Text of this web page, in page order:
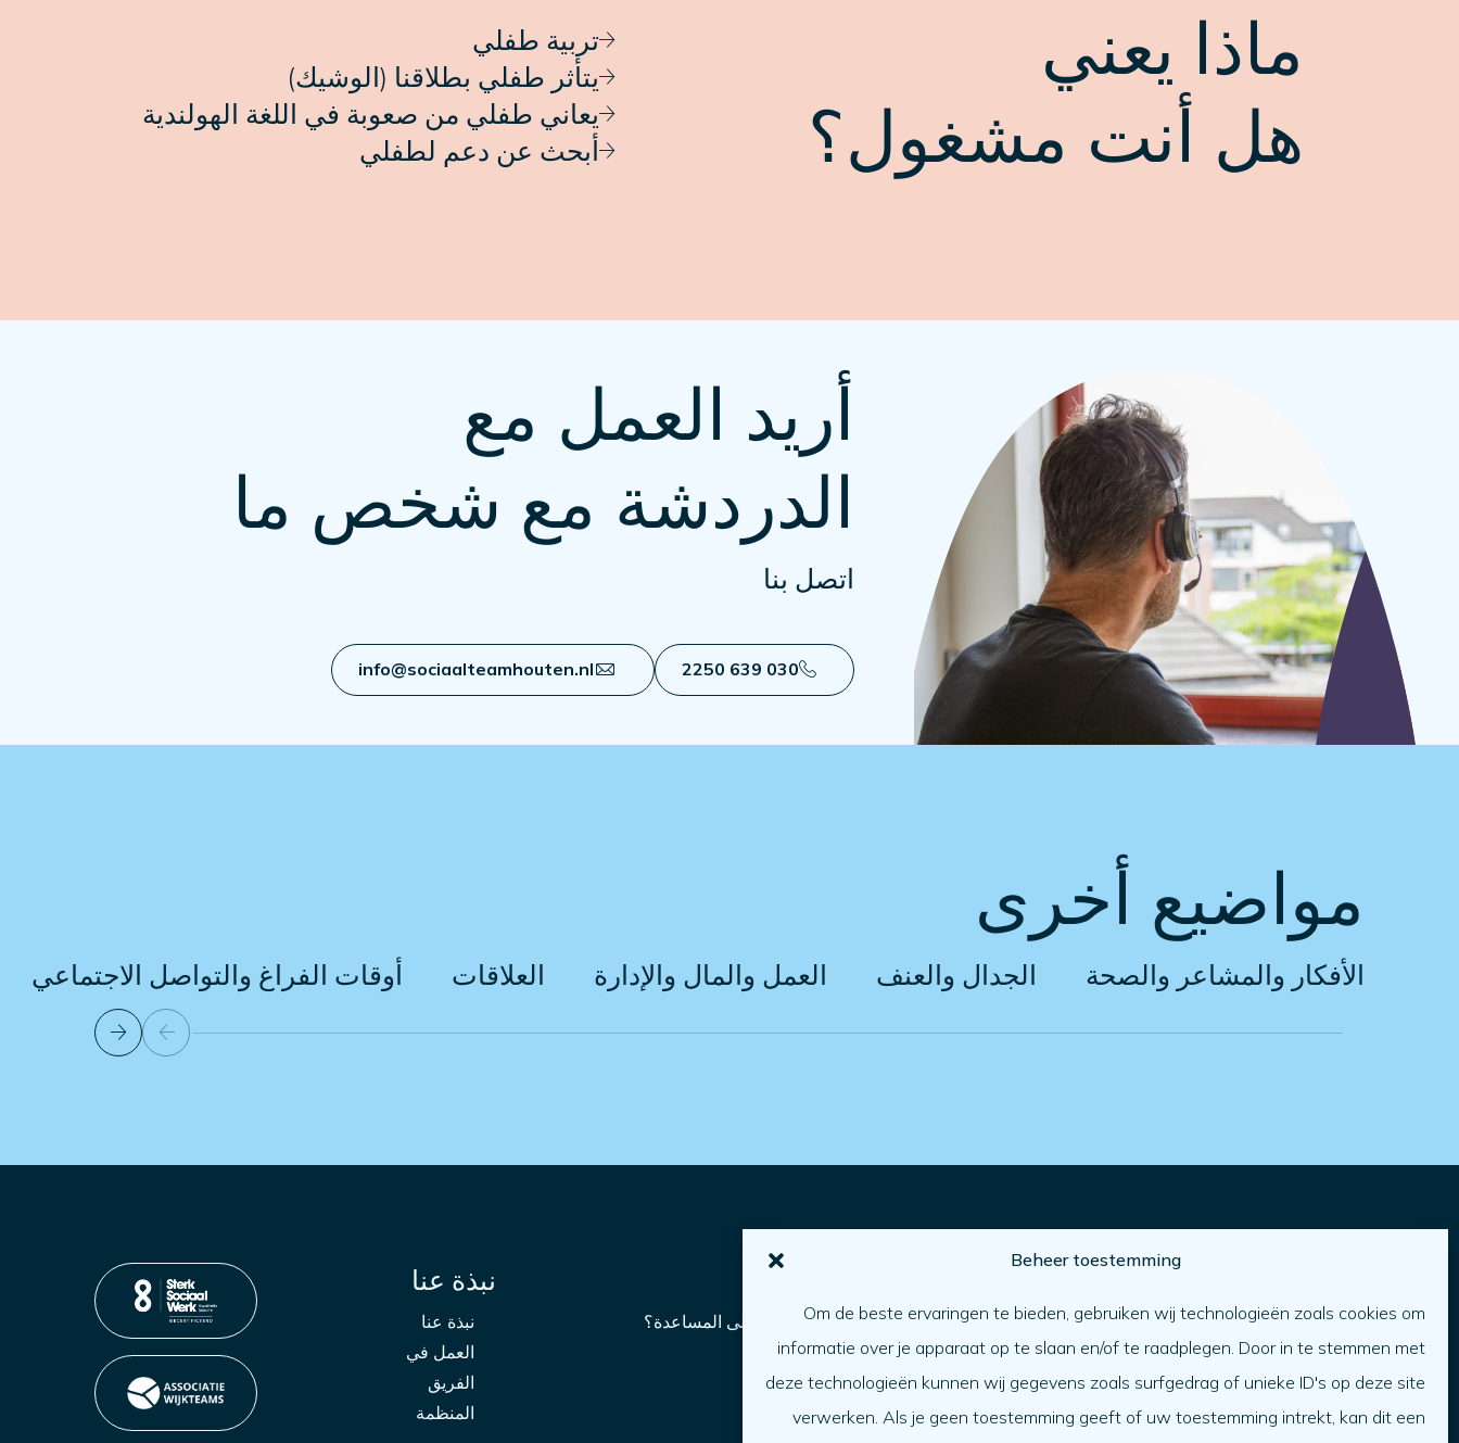
Beheer toestemming
Om de beste ervaringen te bieden, gebruiken wij technologieën zoals cookies om
informatie over je apparaat op te slaan en/of te raadplegen. Door in te stemmen met
deze technologieën kunnen wij gegevens zoals surfgedrag of unieke ID's op deze site
verwerken. Als je geen toestemming geeft of uw toestemming intrekt, kan dit een
ماذا يعني
هل أنت مشغول؟
تربية طفلي
يتأثر طفلي بطلاقنا (الوشيك)
يعاني طفلي من صعوبة في اللغة الهولندية
أبحث عن دعم لطفلي
أريد العمل مع
الدردشة مع شخص ما
اتصل بنا
030 639 2250
info@sociaalteamhouten.nl
مواضيع أخرى
الأفكار والمشاعر والصحة الجدال والعنف العمل والمال والإدارة العلاقات أوقات الفراغ والتواصل الاجتماعي
الأفكار والمشاعر
والصحة
الجدال والعنف
العلاقات
أوقات الفراغ والتواصل
الاجتماعي
والدعم
كيف يمكنني الحصول على المساعدة؟
مساعدة شخص آخر
ما الأمر
جدول الأعمال
نبذة عنا
نبذة عنا
العمل في
الفريق
المنظمة